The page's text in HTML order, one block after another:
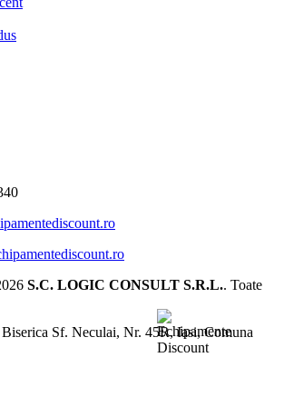
S.C. LOGIC CONSULT S.R.L.. Toate
Sf. Neculai, Nr. 45R,Iasi,Comuna